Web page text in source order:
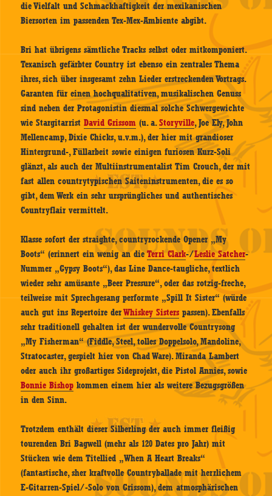
die Vielfalt und Schmackhaftigkeit der mexikanischen
Biersorten im passenden Tex-Mex-Ambiente abgibt.
Bri hat übrigens sämtliche Tracks selbst oder mitkomponiert.
Texanisch gefärbter Country ist ebenso ein zentrales Thema
ihres, sich über insgesamt zehn Lieder erstreckenden Vortrags.
Garanten für einen hochqualitativen, musikalischen Genuss
sind neben der Protagonistin diesmal solche Schwergewichte
wie StargitarristDavid Grissom (u. a.Storyville, Joe Ely, John
Mellencamp, Dixie Chicks, u.v.m.), der hier mit grandioser
Hintergrund-, Füllarbeit sowie einigen furiosen Kurz-Soli
glänzt, als auch der Multiinstrumentalist Tim Crouch, der mit
fast allen countrytypischen Saiteninstrumenten, die es so
gibt, dem Werk ein sehr ursprüngliches und authentisches
Countryflair vermittelt.
Klasse sofort der straighte, countryrockende Opener „My
Boots“ (erinnert ein wenig an dieTerri Clark-/Leslie Satcher-
Nummer „Gypsy Boots“), das Line Dance-taugliche, textlich
wieder sehr amüsante „Beer Pressure“, oder das rotzig-freche,
teilweise mit Sprechgesang performte „Spill It Sister“ (würde
auch gut ins Repertoire derWhiskey Sisters passen). Ebenfalls
sehr traditionell gehalten ist der wundervolle Countrysong
„My Fisherman“ (Fiddle, Steel, tolles Doppelsolo, Mandoline,
Stratocaster, gespielt hier von Chad Ware). Miranda Lambert
oder auch ihr großartiges Sideprojekt, die Pistol Annies, sowie
Bonnie Bishop kommen einem hier als weitere Bezugsgrößen
in den Sinn.
Trotzdem enthält dieser Silberling der auch immer fleißig
tourenden Bri Bagwell (mehr als 120 Dates pro Jahr) mit
Stücken wie dem Titellied „When A Heart Breaks“
(fantastische, sher kraftvolle Countryballade mit herrlichem
E-Gitarren-Spiel/-Solo von Grissom), dem atmosphärischen